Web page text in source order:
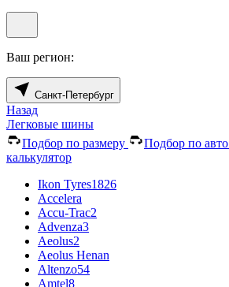
Ваш регион:
Санкт-Петербург
Назад
Легковые шины
Подбор по размеру
Подбор по авто
калькулятор
Ikon Tyres1826
Accelera
Accu-Trac2
Advenza3
Aeolus2
Aeolus Henan
Altenzo54
Amtel8